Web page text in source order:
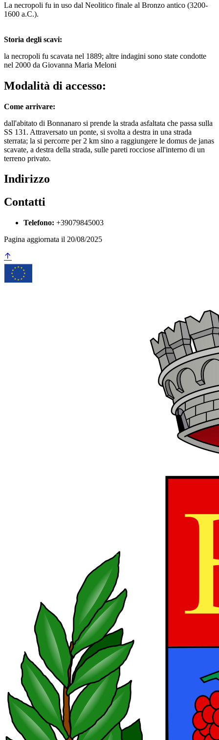
La necropoli fu in uso dal Neolitico finale al Bronzo antico (3200-
1600 a.C.).
Storia degli scavi:
la necropoli fu scavata nel 1889; altre indagini sono state condotte
nel 2000 da Giovanna Maria Meloni
Modalità di accesso:
Come arrivare:
dall'abitato di Bonnanaro si prende la strada asfaltata che passa sulla
SS 131. Attraversato un ponte, si svolta a destra in una strada
sterrata; la si percorre per 2 km sino a raggiungere le domus de janas
scavate, a destra della strada, sulle pareti rocciose all'interno di un
terreno privato.
Indirizzo
Contatti
Telefono: +39079845003
Pagina aggiornata il 20/08/2025